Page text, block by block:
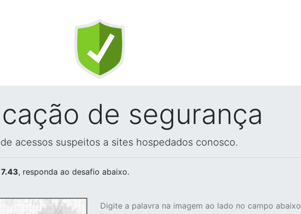
de segurança
acessos suspeitos a sites hospedados conosco.
, responda ao desafio abaixo.
Digite a palavra na imagem ao lado no campo abaixo